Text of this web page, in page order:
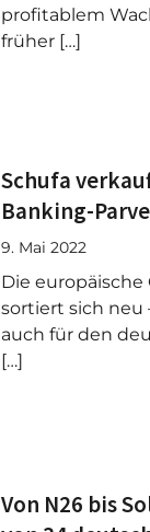
profitablem
früher […]
Schufa
Banking-
9. Mai 2022
Die
sortiert sich neu
auch für den
[…]
Von N26 bis